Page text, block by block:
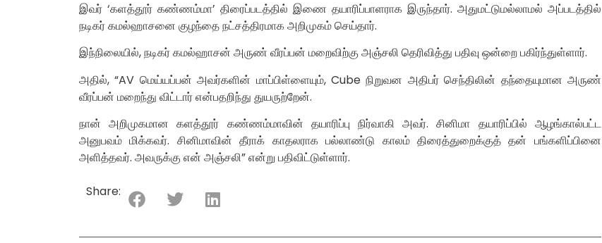
இவர் ‘களத்தூர் கண்ணம்மா’ திரைப்படத்தில் இணை தயாரிப்பாளராக இருந்தார். அதுமட்டுமல்லாமல் அப்படத்தில்
நடிகர் கமல்ஹாசனை குழந்தை நட்சத்திரமாக அறிமுகம் செய்தார்.
இந்நிலையில், நடிகர் கமல்ஹாசன் அருண் வீரப்பன் மறைவிற்கு அஞ்சலி தெரிவித்து பதிவு ஒன்றை பகிர்ந்துள்ளார்.
அதில், “AV மெய்யப்பன் அவர்களின் மாப்பிள்ளையும், Cube நிறுவன அதிபர் செந்திலின் தந்தையுமான அருண்
வீரப்பன் மறைந்து விட்டார் என்பதறிந்து துயருற்றேன்.
நான் அறிமுகமான களத்தூர் கண்ணம்மாவின் தயாரிப்பு நிர்வாகி அவர். சினிமா தயாரிப்பில் ஆழங்கால்பட்ட
அனுபவம் மிக்கவர். சினிமாவின் தீராக் காதலராக பல்லாண்டு காலம் திரைத்துறைக்குத் தன் பங்களிப்பினை
அளித்தவர். அவருக்கு என் அஞ்சலி” என்று பதிவிட்டுள்ளார்.
Share: